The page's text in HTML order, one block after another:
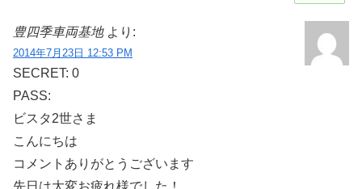
豊四季車両基地 より:
2014年7月23日 12:53 PM
SECRET: 0
PASS:
ビスタ2世さま
こんにちは
コメントありがとうございます
先日は大変お疲れ様でした！